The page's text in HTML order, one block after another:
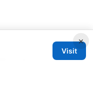
privacy and threat
×
Visit